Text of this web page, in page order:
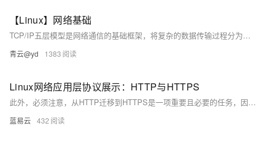
【Linux】网络基础
TCP/IP五层模型是网络通信的基础框架，将复杂的数据传输过程分为物理层、数据链路层、网络层、传输层和应用层，每层各司其职，协同完成远程通信。该模型确保了不同设备和网络之间的互联互通，是现代互联网运行的核心机制。
青云@yd 1383
Linux网络应用层协议展示：HTTP与HTTPS
此外，必须注意，从HTTP迁移到HTTPS是一项重要且必要的任务，因为这不仅关乎用户信息的安全，也有利于你的网站评级和粉丝的信心。在网络世界中，信息的安全就是一切，选择HTTPS，让您的网站更加安全，使您的用户满意，也使您感到满意。
蓝易云 432